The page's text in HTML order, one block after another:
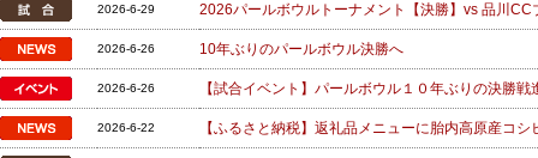
2026-6-29 2026パールボウルトーナメント【決勝】vs 品川
2026-6-26 10年ぶりのパールボウル決勝へ
2026-6-26 【試合イベント】パールボウル１０年ぶりの決勝戦
2026-6-22 【ふるさと納税】返礼品メニューに胎内高原産コシ